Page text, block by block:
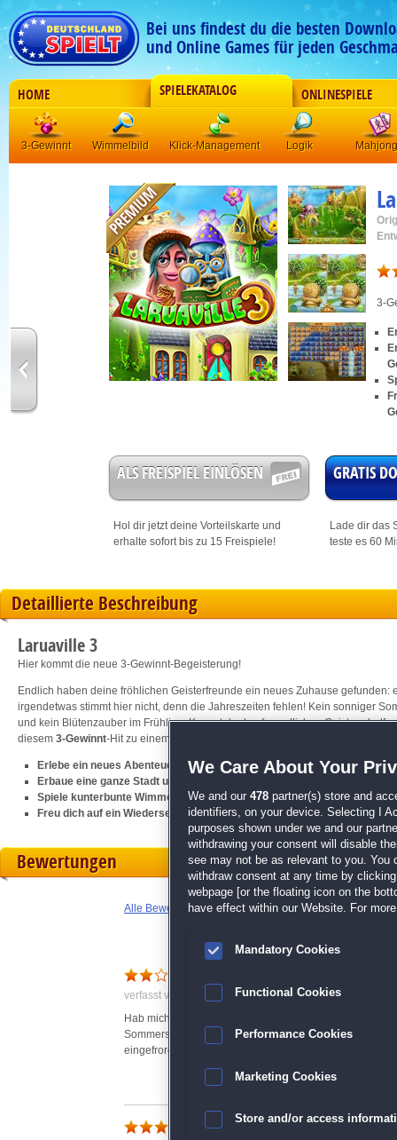
Bei uns findest du die besten
und Online Games für jeden
HOME SPIELEKATALOG ONLINESPIELE
3-Gewinnt Wimmelbild Klick-Management Logik Mahjong
3-
ALS FREISPIEL EINLÖSEN
Hol dir jetzt deine Vorteilskarte und
erhalte sofort bis zu 15 Freispiele!
GRATIS
Lade dir das
teste es 60
Detaillierte Beschreibung
Laruaville 3
Hier kommt die neue 3-Gewinnt-Begeisterung!
Endlich haben deine fröhlichen Geisterfreunde ein neues Zuhause gefunden:
irgendetwas stimmt hier nicht, denn die Jahreszeiten fehlen! Kein sonniger
und kein Blütenzauber im Frühling. Kannst du den freundlichen Geistern
diesem 3-Gewinnt-Hit zu einem richtigen Zuhause zu machen?
Erlebe ein neues Abenteuer mit den lustigen Gespenstern
Erbaue eine ganze Stadt und genieße massenweise rasante 3-
Spiele kunterbunte Wimmelbilder und knifflige Mahjong-Levels
Freu dich auf ein Wiedersehen mit deinen Freunden aus dem 3-
Bewertungen
Alle Bewertungen anzeigen
verfasst von Fleischmann Gabriele am 14.09.2015 um
Hab mich schon so auf die Fortsetzung der Laruaville-
Sommers) bei der Weiterleitung des Feuers zu den
eingefrorenen Münzen fest - unspielbar - was mach ich
komme nicht weiter, wer
We Care About Your
We and our 478 partner(s) store and
identifiers, on your device. Selecting I
purposes shown under we and our
withdrawing your consent will disable
see may not be as relevant to you. You
withdraw consent at any time by
webpage [or the floating icon on the
have effect within our Website. For
Mandatory Cookies
Functional Cookies
Performance Cookies
Marketing Cookies
Store and/or access